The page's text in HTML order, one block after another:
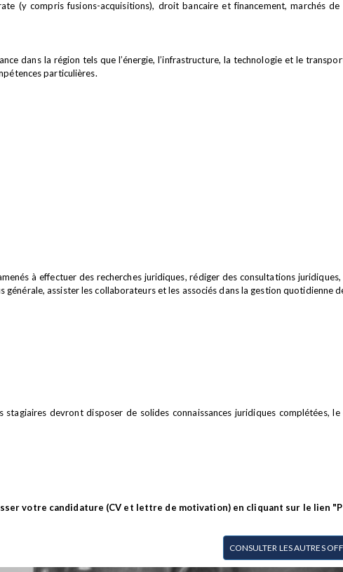
(y compris fusions-acquisitions), droit bancaire et financement, marchés
dans la région tels que l’énergie, l’infrastructure, la technologie et le
particulières.
à effectuer des recherches juridiques, rédiger des consultations
assister les collaborateurs et les associés dans la gestion quotidienne
devront disposer de solides connaissances juridiques complétées, le
votre candidature (CV et lettre de motivation) en cliquant sur le lien
CONSULTER LES AUTRES